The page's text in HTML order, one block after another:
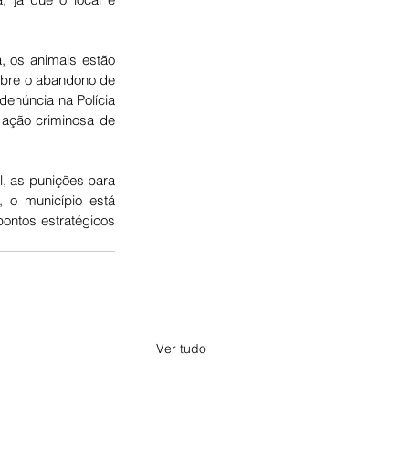
os animais estão
o abandono de
na Polícia
criminosa de
as punições para
o município está
estratégicos
Ver tudo